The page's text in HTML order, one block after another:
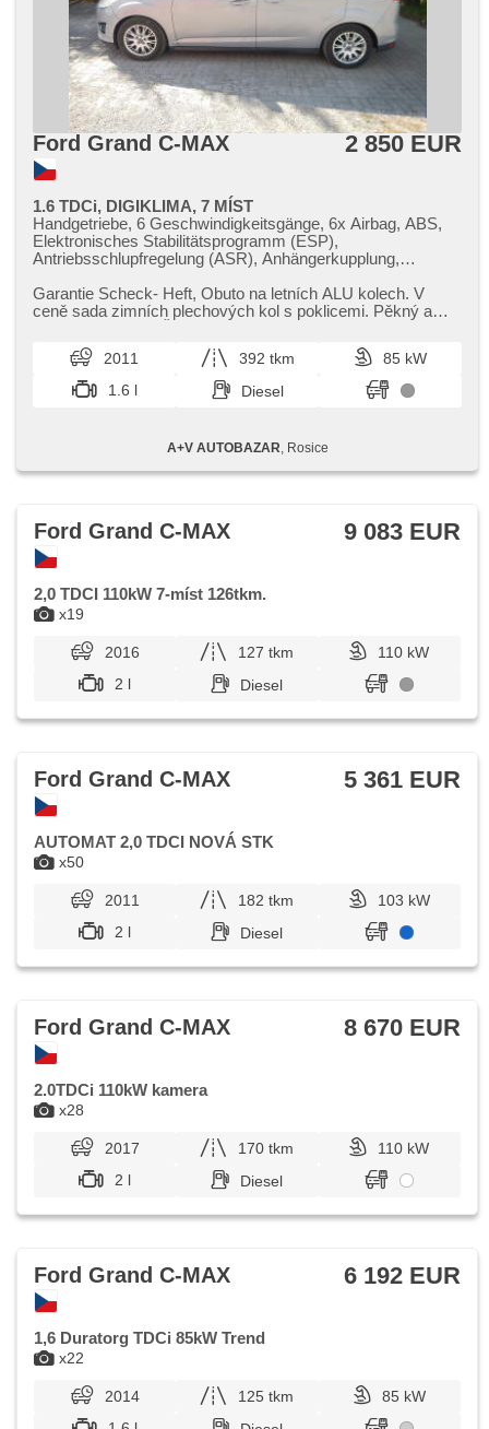
Ford Grand C-MAX 2 850 EUR
1.6 TDCi, DIGIKLIMA, 7 MÍST
Handgetriebe, 6 Geschwindigkeitsgänge, 6x Airbag, ABS,
Elektronisches Stabilitätsprogramm (ESP),
Antriebsschlupfregelung (ASR), Anhängerkupplung,
Tempomat, täglich Leuchten, Alufelgen, Bordcomputer,
Navigation, parkovací senzory přední, parkovací senzory
Multifunktionslenkrad, El. Seitenscheiben, Dachträger, El.
Spiegel, starten per Taste, Wegfahrsperre,
Zentralverriegelung mit Funkfernbedienung,
Zentralverriegelung, isofix, höheneinstellbare Fahrersitz,
vyjímatelná zadní sedadla, Heckscheibenwischer, přední
pohon
Garantie Scheck​- Heft,​ Obuto na letních ALU kolech. V
ceně sada zimních plechových kol s poklicemi. Pěkný a
2011 392 tkm
85 kW
1.6 l
Diesel
A+V AUTOBAZAR , Rosice
x19
Ford Grand C-MAX 9 083 EUR
2,0 TDCI 110kW 7-míst 126tkm.
2016 127 tkm
110 kW
2 l
Diesel
x50
Ford Grand C-MAX 5 361 EUR
AUTOMAT 2,0 TDCI NOVÁ STK
2011 182 tkm
103 kW
2 l
Diesel
x28
Ford Grand C-MAX 8 670 EUR
2.0TDCi 110kW kamera
2017 170 tkm
110 kW
2 l
Diesel
x22
Ford Grand C-MAX 6 192 EUR
1,6 Duratorg TDCi 85kW Trend
2014 125 tkm
85 kW